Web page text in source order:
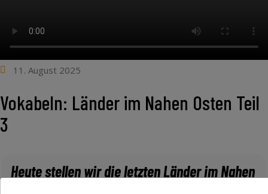
11. August 2025
Vokabeln: Länder im Nahen Osten Teil
3
Heute stellen wir die letzten Länder im Nahen